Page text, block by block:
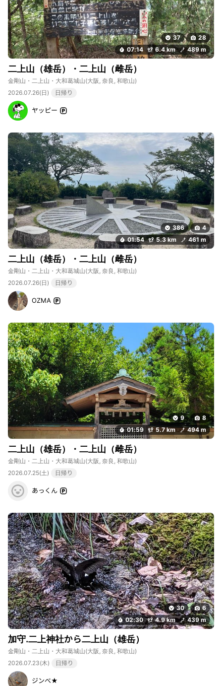
37
28
07:14
6.4 km 489 m
二上山（雄岳）・二上山（雌岳）
金剛山・二上山・大和葛城山(大阪, 奈良, 和歌山)
2026.07.26(日)
日帰り
ヤッピー
386
4
01:54
5.3 km 461 m
二上山（雄岳）・二上山（雌岳）
金剛山・二上山・大和葛城山(大阪, 奈良, 和歌山)
2026.07.26(日)
日帰り
OZMA
9
8
01:59
5.7 km 494 m
二上山（雄岳）・二上山（雌岳）
金剛山・二上山・大和葛城山(大阪, 奈良, 和歌山)
2026.07.25(土)
日帰り
あっくん
30
6
02:30
4.9 km 439 m
加守.二上神社から二上山（雄岳）
金剛山・二上山・大和葛城山(大阪, 奈良, 和歌山)
2026.07.23(木)
日帰り
ジンべ★